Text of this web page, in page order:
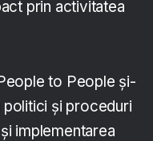
prin activitatea
to People și-
și proceduri
implementarea